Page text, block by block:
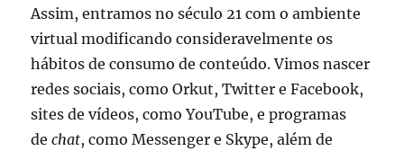
Assim, entramos no século 21 com o ambiente
virtual modificando consideravelmente os
hábitos de consumo de conteúdo. Vimos nascer
redes sociais, como Orkut, Twitter e Facebook,
sites de vídeos, como YouTube, e programas
dechat, como Messenger e Skype, além de